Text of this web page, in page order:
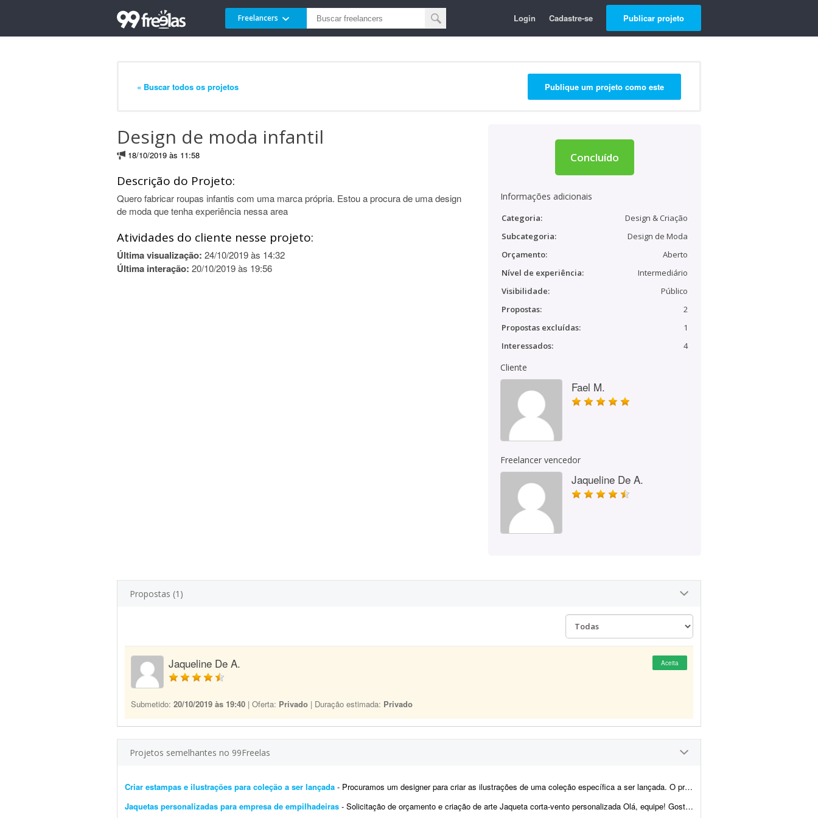
Freelancers Login Cadastre-se Publicar projeto
« Buscar todos os projetos Publique um projeto como este
Design de moda infantil
18/10/2019 às 11:58
Descrição do Projeto:
Quero fabricar roupas infantis com uma marca própria. Estou a procura de uma design
de moda que tenha experiência nessa area
Atividades do cliente nesse projeto:
Última visualização: 24/10/2019 às 14:32
Última interação: 20/10/2019 às 19:56
Concluído
Informações adicionais
Categoria:
Design & Criação
Subcategoria:
Design de Moda
Orçamento:
Aberto
Nível de experiência:
Intermediário
Visibilidade:
Público
Propostas:
2
Propostas excluídas:
1
Interessados:
4
Cliente
Fael M.
Freelancer vencedor
Jaqueline De A.
Propostas (1)
Jaqueline De A. Aceita
Submetido: 20/10/2019 às 19:40 | Oferta: Privado | Duração estimada: Privado
Projetos semelhantes no 99Freelas
Criar estampas e ilustrações para coleção a ser lançada - Procuramos um designer para criar as ilustrações de uma coleção específica a ser lançada. O profissional deve ser criativo e gostar de livros.
Jaquetas personalizadas para empresa de empilhadeiras - Solicitação de orçamento e criação de arte Jaqueta corta-vento personalizada Olá, equipe! Gostaria de solicitar um orçamento para a produç&...